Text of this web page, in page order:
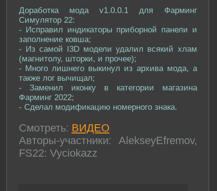
Доработка мода v1.0.0.1 для Фарминг
Симулятор 22:
- Исправил индикаторы приборной панели и
заполнение ковша;
- Из самой I3D модели удалил всякий хлам
(магнитолу, шторки, и прочее);
- Много лишнего выкинул из архива мода, а
также лог вычищал;
- Заменил иконку в категории магазина
Фарминг 2022;
- Сделал модификацию номерного знака.
Смотреть: ВИДЕО
Авторы-участники: AlekseyEfremov,
FS22: Vyciokazz